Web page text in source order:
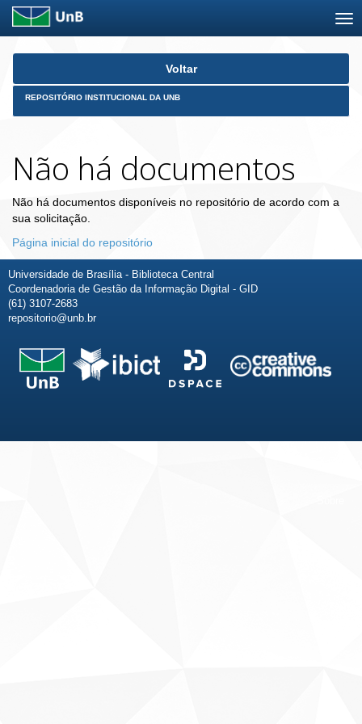
Skip
Voltar
REPOSITÓRIO INSTITUCIONAL DA UNB
Não há documentos
Não há documentos disponíveis no repositório de acordo com a
sua solicitação.
Página inicial do repositório
Universidade de Brasília - Biblioteca Central
Coordenadoria de Gestão da Informação Digital - GID
(61) 3107-2683
repositorio@unb.br